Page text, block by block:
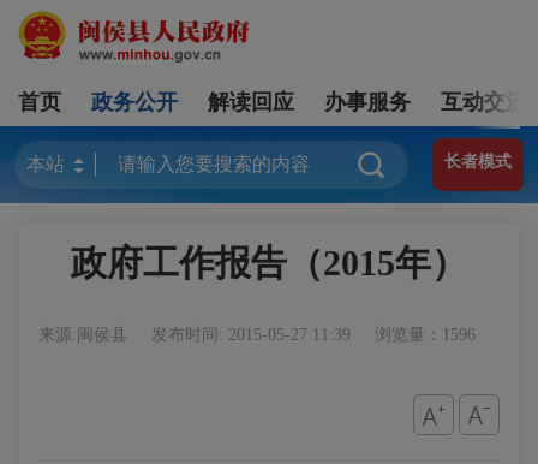
首页 政务公开 解读回应 办事服务 互动交流
长者模式
政府工作报告（2015年）
来源:闽侯县 发布时间: 2015-05-27 11:39 浏览量：1596